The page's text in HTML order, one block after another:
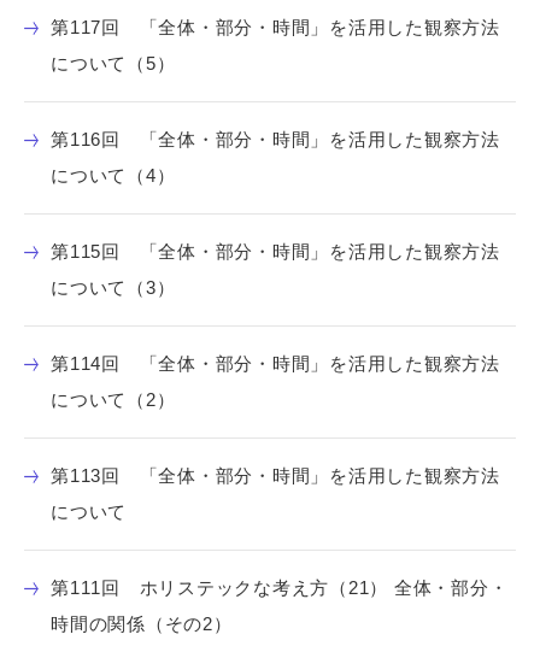
第117回 「全体・部分・時間」を活用した観察方法
について（5）
第116回 「全体・部分・時間」を活用した観察方法
について（4）
第115回 「全体・部分・時間」を活用した観察方法
について（3）
第114回 「全体・部分・時間」を活用した観察方法
について（2）
第113回 「全体・部分・時間」を活用した観察方法
について
第111回 ホリステックな考え方（21） 全体・部分・
時間の関係（その2）